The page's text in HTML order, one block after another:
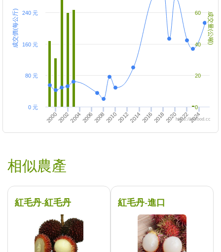
成交價(每公斤) 成交量(公噸)
2000200220042006200820102012201420162018202020222024
0 元
80 元
160 元
240 元
0
20
40
60
https://twfood.cc
相似農產
紅毛丹-紅毛丹 紅毛丹-進口